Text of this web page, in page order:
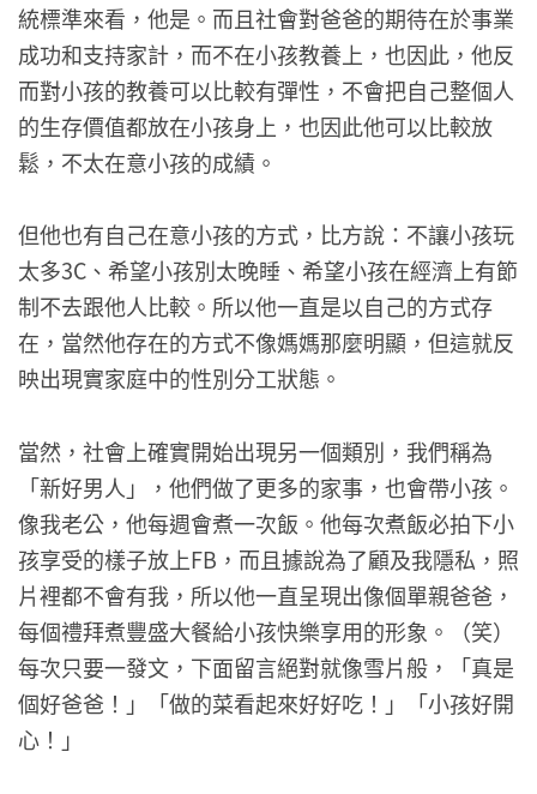
統標準來看，他是。而且社會對爸爸的期待在於事業
成功和支持家計，而不在小孩教養上，也因此，他反
而對小孩的教養可以比較有彈性，不會把自己整個人
的生存價值都放在小孩身上，也因此他可以比較放
鬆，不太在意小孩的成績。
但他也有自己在意小孩的方式，比方說：不讓小孩玩
太多3C、希望小孩別太晚睡、希望小孩在經濟上有節
制不去跟他人比較。所以他一直是以自己的方式存
在，當然他存在的方式不像媽媽那麼明顯，但這就反
映出現實家庭中的性別分工狀態。
當然，社會上確實開始出現另一個類別，我們稱為
「新好男人」，他們做了更多的家事，也會帶小孩。
像我老公，他每週會煮一次飯。他每次煮飯必拍下小
孩享受的樣子放上FB，而且據說為了顧及我隱私，照
片裡都不會有我，所以他一直呈現出像個單親爸爸，
每個禮拜煮豐盛大餐給小孩快樂享用的形象。（笑）
每次只要一發文，下面留言絕對就像雪片般，「真是
個好爸爸！」「做的菜看起來好好吃！」「小孩好開
心！」